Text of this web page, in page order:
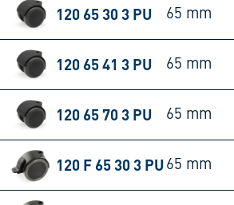
120 65 30 3 PU 65 mm
120 65 41 3 PU 65 mm
120 65 70 3 PU 65 mm
120 F 65 30 3 PU 65 mm